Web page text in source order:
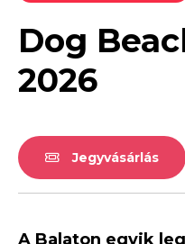
Dog
2026
Jegyvásárlás
A Balaton egyik